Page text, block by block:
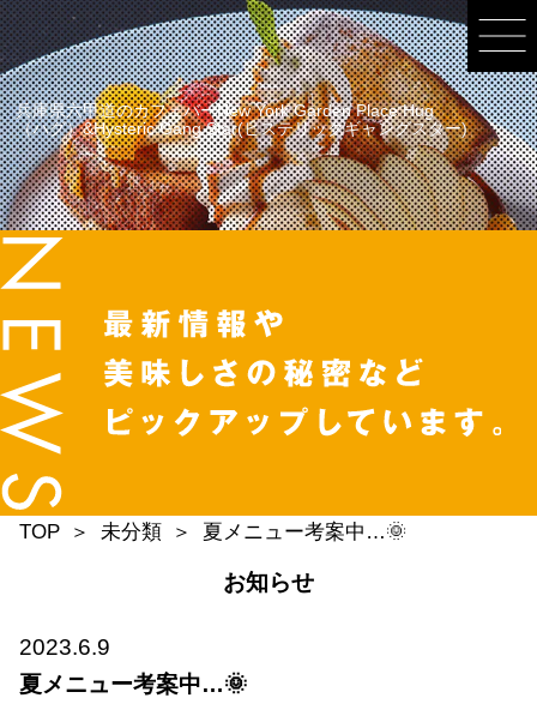
兵庫県六甲道のカフェバーNew York Garden Place Hug
（ハグ）&Hysteric Gang Star(ヒステリックギャングスター)
TOP 未分類 夏メニュー考案中…🌞
お知らせ
2023.6.9
夏メニュー考案中…🌞